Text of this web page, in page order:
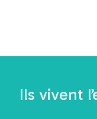
Ils vivent